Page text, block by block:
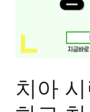
치아